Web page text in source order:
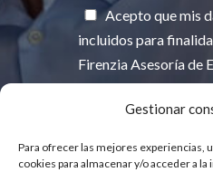
Gestionar
Para ofrecer las mejores experiencias,
cookies para almacenar y/o acceder a
Acepto que mis
incluidos para
Firenzia Asesoría de
INFORMACIÓN
PROTECCIÓN DE